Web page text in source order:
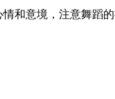
和意境，注意舞蹈的